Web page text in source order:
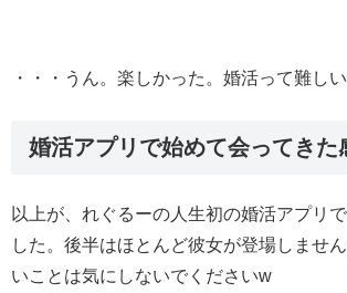
・・・うん。楽しかった。婚活って難しい
婚活アプリで始めて会ってきた
以上が、れぐるーの人生初の婚活アプリ
した。後半はほとんど彼女が登場しませ
いことは気にしないでくださいw